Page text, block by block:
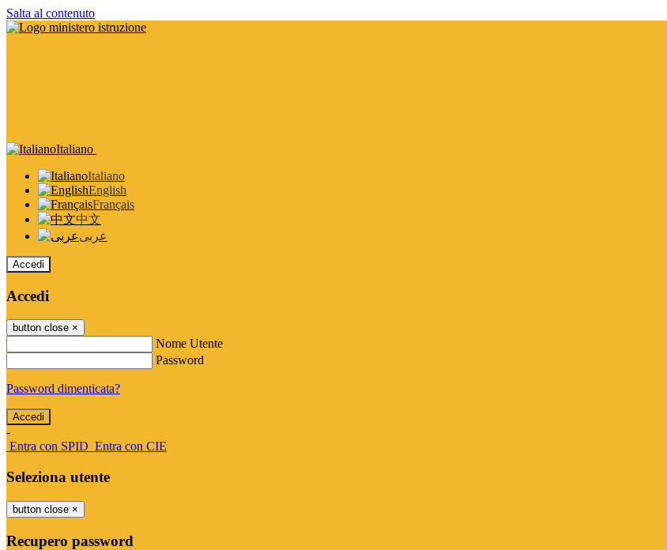
Salta al contenuto
Italiano
Italiano
English
Français
中文
عربى
Accedi
Accedi
button close ×
Nome Utente
Password
Password dimenticata?
-
Entra con SPID Entra con CIE
Seleziona utente
button close ×
Recupero password